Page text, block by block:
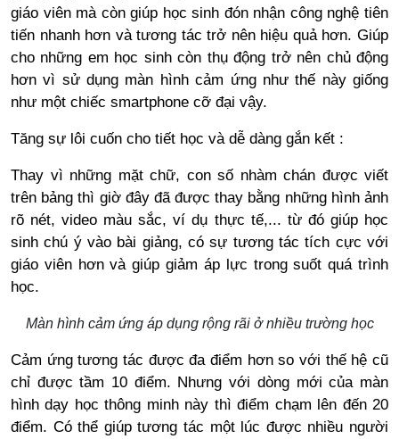
giáo viên mà còn giúp học sinh đón nhận công nghệ tiên
tiến nhanh hơn và tương tác trở nên hiệu quả hơn. Giúp
cho những em học sinh còn thụ động trở nên chủ động
hơn vì sử dụng màn hình cảm ứng như thế này giống
như một chiếc smartphone cỡ đại vậy.
Tăng sự lôi cuốn cho tiết học và dễ dàng gắn kết :
Thay vì những mặt chữ, con số nhàm chán được viết
trên bảng thì giờ đây đã được thay bằng những hình ảnh
rõ nét, video màu sắc, ví dụ thực tế,... từ đó giúp học
sinh chú ý vào bài giảng, có sự tương tác tích cực với
giáo viên hơn và giúp giảm áp lực trong suốt quá trình
học.
Màn hình cảm ứng áp dụng rộng rãi ở nhiều trường học
Cảm ứng tương tác được đa điểm hơn so với thế hệ cũ
chỉ được tầm 10 điểm. Nhưng với dòng mới của màn
hình dạy học thông minh này thì điểm chạm lên đến 20
điểm. Có thể giúp tương tác một lúc được nhiều người